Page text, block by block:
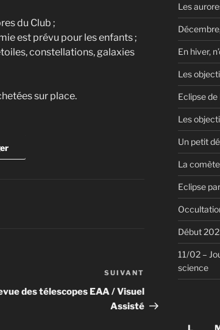
du Club ;
est prévu pour les enfants ;
constellations, galaxies
sur place.
suivant
SUIVANT
des télescopes EAA / Visuel
Assisté
Les
En hiver,
Les
Eclipse
Les
Un petit
La
Eclipse
Début
11/02 –
science
L